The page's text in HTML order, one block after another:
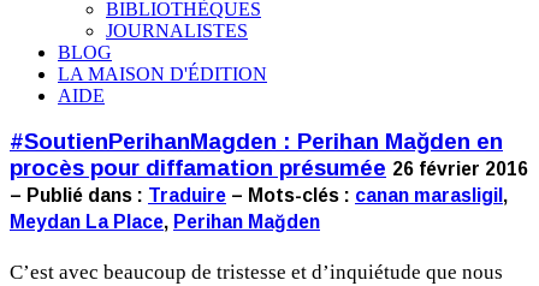
BIBLIOTHÈQUES
JOURNALISTES
BLOG
LA MAISON D'ÉDITION
AIDE
#SoutienPerihanMagden : Perihan Mağden en
procès pour diffamation présumée 26 février 2016
– Publié dans : Traduire – Mots-clés : canan marasligil ,
Meydan La Place, Perihan Mağden
C’est avec beaucoup de tristesse et d’inquiétude que nous